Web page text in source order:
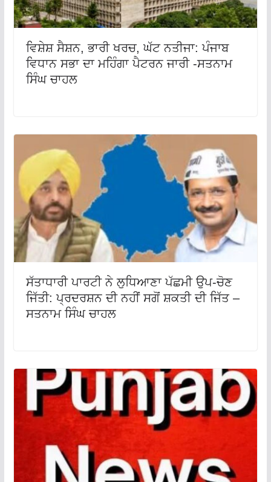
ਵਿਸ਼ੇਸ਼ ਸੈਸ਼ਨ, ਭਾਰੀ ਖਰਚ, ਘੱਟ ਨਤੀਜਾ: ਪੰਜਾਬ
ਵਿਧਾਨ ਸਭਾ ਦਾ ਮਹਿੰਗਾ ਪੈਟਰਨ ਜਾਰੀ -ਸਤਨਾਮ
ਸਿੰਘ ਚਾਹਲ
ਸੱਤਾਧਾਰੀ ਪਾਰਟੀ ਨੇ ਲੁਧਿਆਣਾ ਪੱਛਮੀ ਉਪ-ਚੋਣ
ਜਿੱਤੀ: ਪ੍ਰਦਰਸ਼ਨ ਦੀ ਨਹੀਂ ਸਗੋਂ ਸ਼ਕਤੀ ਦੀ ਜਿੱਤ –
ਸਤਨਾਮ ਸਿੰਘ ਚਾਹਲ